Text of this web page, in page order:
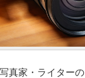
真家・ライター